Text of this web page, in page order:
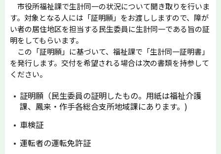
市役所福祉課で生計同一の状況について聞き取りを行いま
す。対象となる人には「証明願」をお渡ししますので、障が
い者の居住地区を担当する民生委員に生計同一である旨の証
明をしてもらいます。
この「証明願」に基づいて、福祉課で「生計同一証明書」
を発行します。交付を希望される場合は次の書類を持参して
ください。
証明願（民生委員の証明したもの。用紙は福祉介護
課、鳳来・作手各総合支所地域課にあります。)
車検証
運転者の運転免許証